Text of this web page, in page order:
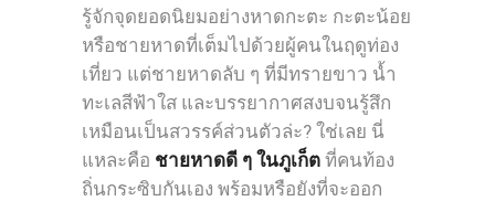
รู้จักจุดยอดนิยมอย่างหาดกะตะ กะตะน้อย
หรือชายหาดที่เต็มไปด้วยผู้คนในฤดูท่อง
เที่ยว แต่ชายหาดลับ ๆ ที่มีทรายขาว น้ำ
ทะเลสีฟ้าใส และบรรยากาศสงบจนรู้สึก
เหมือนเป็นสวรรค์ส่วนตัวล่ะ? ใช่เลย นี่
แหละคือ ชายหาดดี ๆ ในภูเก็ต ที่คนท้อง
ถิ่นกระซิบกันเอง พร้อมหรือยังที่จะออก